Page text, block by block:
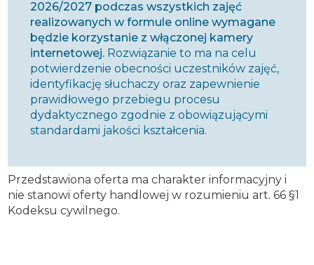
2026/2027 podczas wszystkich zajęć
realizowanych w formule online wymagane
będzie korzystanie z włączonej kamery
internetowej. Rozwiązanie to ma na celu
potwierdzenie obecności uczestników zajęć,
identyfikację słuchaczy oraz zapewnienie
prawidłowego przebiegu procesu
dydaktycznego zgodnie z obowiązującymi
standardami jakości kształcenia.
Przedstawiona oferta ma charakter informacyjny i
nie stanowi oferty handlowej w rozumieniu art. 66 §1
Kodeksu cywilnego.